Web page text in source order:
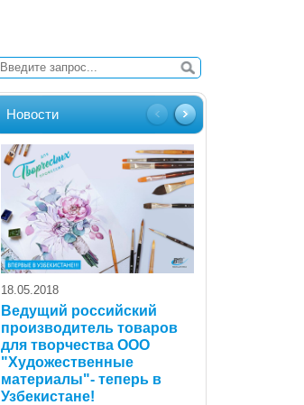
Новости
18.05.2018
Ведущий российский
производитель товаров
для творчества ООО
"Художественные
материалы"- теперь в
Узбекистане!